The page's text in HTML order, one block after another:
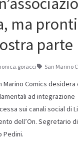
ma
parte
San Marino
Marino Comics desidera
ad integrazione
sui canali social di
dell’On. Segretario
Pedini.